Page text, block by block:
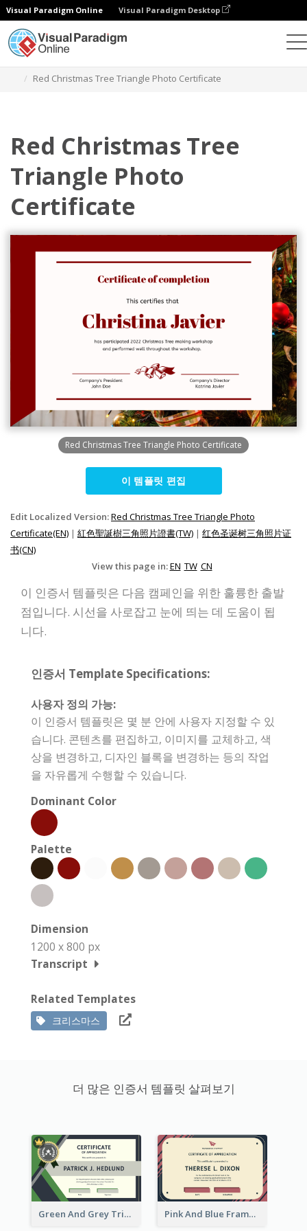
Visual Paradigm Online Visual Paradigm Desktop
Red Christmas Tree Triangle Photo Certificate
Red Christmas Tree
Triangle Photo
Certificate
Red Christmas Tree Triangle Photo Certificate
이 템플릿 편집
Edit Localized Version:Red Christmas Tree Triangle Photo
Certificate(EN) | 紅色聖誕樹三角照片證書(TW) | 红色圣诞树三角照片证
书(CN)
View this page in:EN TW CN
이 인증서 템플릿은 다음 캠페인을 위한 훌륭한 출발
점입니다. 시선을 사로잡고 눈에 띄는 데 도움이 됩
니다.
인증서 Template Specifications:
사용자 정의 가능:
이 인증서 템플릿은 몇 분 안에 사용자 지정할 수 있
습니다. 콘텐츠를 편집하고, 이미지를 교체하고, 색
상을 변경하고, 디자인 블록을 변경하는 등의 작업
을 자유롭게 수행할 수 있습니다.
Dominant Color
Palette
Dimension
1200 x 800 px
Transcript
Related Templates
크리스마스
더 많은 인증서 템플릿 살펴보기
Green And Grey Triangles With Badge Certificate Pink And Blue Frame Company Certificate